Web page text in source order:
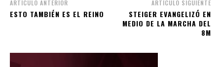
ARTÍCULO ANTERIOR
ESTO TAMBIÉN ES EL REINO
ARTÍCULO SIGUIENTE
STEIGER EVANGELIZÓ EN
MEDIO DE LA MARCHA DEL
8M